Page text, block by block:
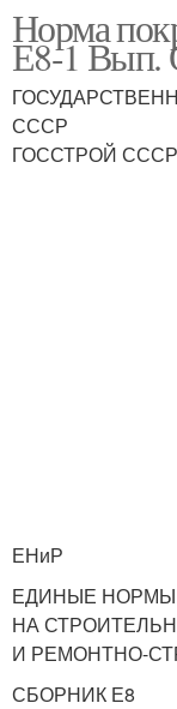
Норма
Е8-1 Вып.
СССР
ГОССТРОЙ СССР
ЕНиР
ЕДИНЫЕ НОРМЫ
НА
И РЕМОНТНО-
СБОРНИК Е8